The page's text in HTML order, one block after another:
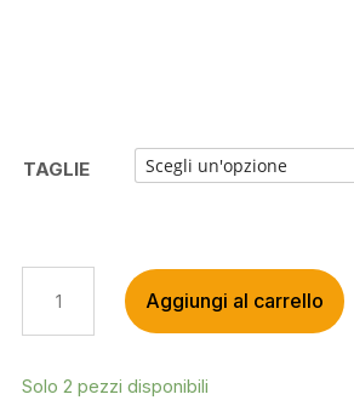
TAGLIE
FLEXAIR
AVIATION
GRAPHITE
Aggiungi al carrello
Solo 2 pezzi disponibili